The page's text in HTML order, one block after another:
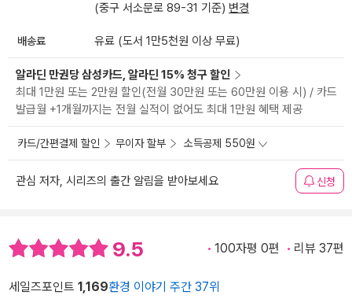
(중구 서소문로 89-31 기준) 변경
배송료 유료 (도서 1만5천원 이상 무료)
알라딘 만권당 삼성카드, 알라딘 15% 청구 할인
최대 1만원 또는 2만원 할인(전월 30만원 또는 60만원 이용 시) / 카드
발급월 +1개월까지는 전월 실적이 없어도 최대 1만원 혜택 제공
카드/간편결제 할인 무이자 할부 소득공제 550원
관심 저자, 시리즈의 출간 알림을 받아보세요 신청
9.5 100자평 0편 리뷰 37편
세일즈포인트 1,169환경 이야기 주간 37위